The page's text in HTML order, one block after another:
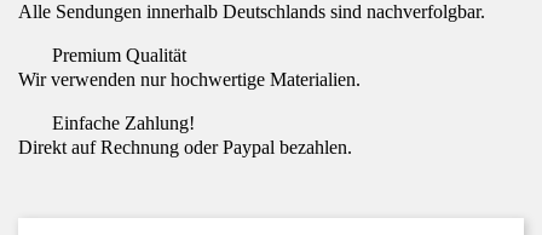
Alle Sendungen innerhalb Deutschlands sind nachverfolgbar.
Premium Qualität
Wir verwenden nur hochwertige Materialien.
Einfache Zahlung!
Direkt auf Rechnung oder Paypal bezahlen.